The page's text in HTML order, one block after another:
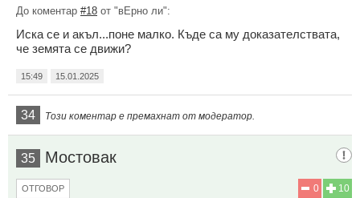
До коментар #18 от "вЕрно ли":
Иска се и акъл...поне малко. Къде са му доказателствата,
че земята се движи?
15:49 15.01.2025
34 Този коментар е премахнат от модератор.
35 Мостовак
10
0
ОТГОВОР